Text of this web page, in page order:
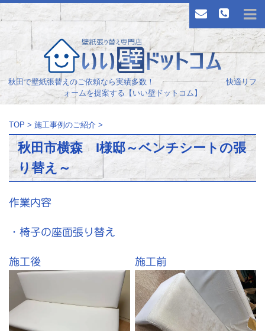
秋田で壁紙張替えのご依頼なら実績多数！ 快適リフ
ォームを提案する【いい壁ドットコム】
TOP > 施工事例のご紹介 >
秋田市横森 I様邸～ベンチシートの張
り替え～
作業内容
・椅子の座面張り替え
施工後 施工前